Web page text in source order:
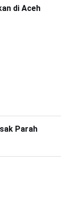
di Aceh
Parah